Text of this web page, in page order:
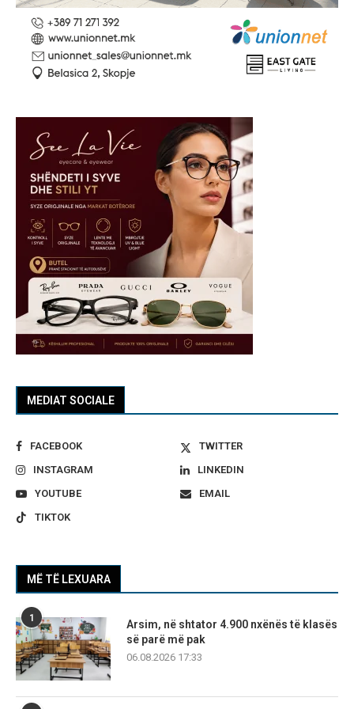
MEDIAT SOCIALE
FACEBOOK
TWITTER
INSTAGRAM
LINKEDIN
YOUTUBE
EMAIL
TIKTOK
MË TË LEXUARA
1
Arsim, në shtator 4.900 nxënës të klasës
së parë më pak
06.08.2026 17:33